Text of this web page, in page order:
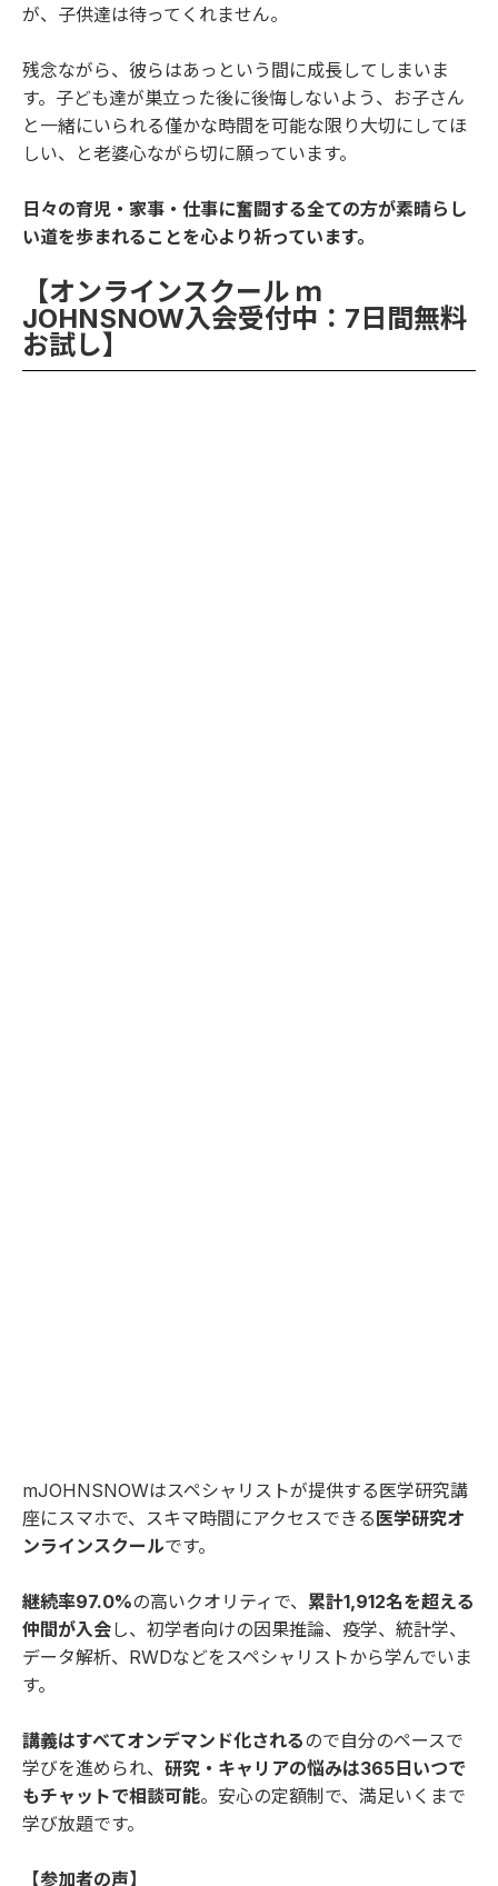
が、子供達は待ってくれません。
残念ながら、彼らはあっという間に成長してしまいま
す。子ども達が巣立った後に後悔しないよう、お子さん
と一緒にいられる僅かな時間を可能な限り大切にしてほ
しい、と老婆心ながら切に願っています。
日々の育児・家事・仕事に奮闘する全ての方が素晴らし
い道を歩まれることを心より祈っています。
【オンラインスクール ｍ
JOHNSNOW入会受付中：7日間無料
お試し】
mJOHNSNOWはスペシャリストが提供する医学研究講
座にスマホで、スキマ時間にアクセスできる医学研究オ
ンラインスクールです。
継続率97.0%の高いクオリティで、 累計1,912名を超える
仲間が入会し、初学者向けの因果推論、疫学、統計学、
データ解析、RWDなどをスペシャリストから学んでいま
す。
講義はすべてオンデマンド化されるので自分のペースで
学びを進められ、 研究・キャリアの悩みは365日いつで
もチャットで相談可能。安心の定額制で、満足いくまで
学び放題です。
【参加者の声】